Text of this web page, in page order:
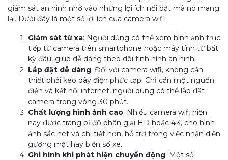
giám sát an ninh nhờ vào những lợi ích nổi bật mà nó mang
lại. Dưới đây là một số lợi ích của camera wifi:
Giám sát từ xa: Người dùng có thể xem hình ảnh trực
tiếp từ camera trên smartphone hoặc máy tính từ bất
kỳ đâu, giúp dễ dàng theo dõi tình hình an ninh.
Lắp đặt dễ dàng: Đối với camera wifi, không cần
thiết phải kéo dây điện phức tạp. Chỉ cần một nguồn
điện và kết nối internet, người dùng có thể lắp đặt
camera trong vòng 30 phút.
Chất lượng hình ảnh cao: Nhiều camera wifi hiện
nay được trang bị độ phân giải HD hoặc 4K, cho hình
ảnh sắc nét và chi tiết hơn, hỗ trợ trong việc nhận diện
gương mặt hay biển số xe.
Ghi hình khi phát hiện chuyển động: Một số